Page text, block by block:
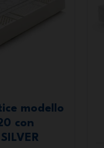
modello
con